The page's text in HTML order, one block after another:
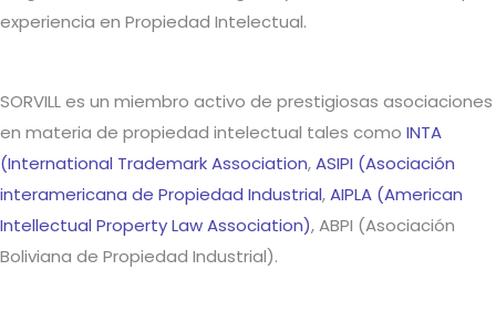
experiencia en Propiedad Intelectual.
SORVILL es un miembro activo de prestigiosas asociaciones
en materia de propiedad intelectual tales como INTA
(International Trademark Association,ASIPI (Asociación
interamericana de Propiedad Industrial,AIPLA (American
Intellectual Property Law Association), ABPI (Asociación
Boliviana de Propiedad Industrial).